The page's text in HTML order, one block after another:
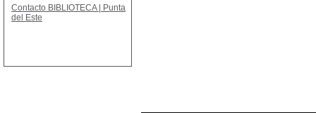
Contacto BIBLIOTECA | Punta
del Este